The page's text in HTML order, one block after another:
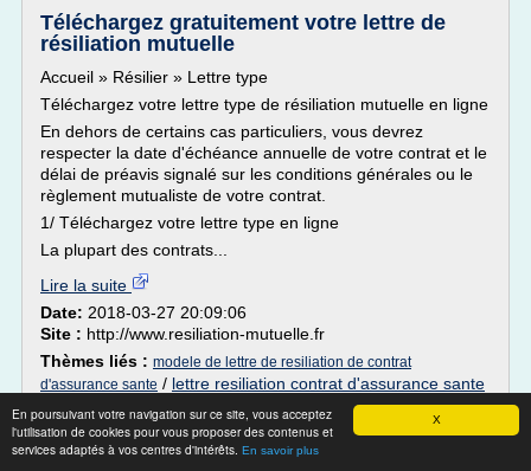
X
En poursuivant votre navigation sur ce site, vous acceptez
l'utilisation de cookies pour vous proposer des contenus et
services adaptés à vos centres d'intérêts. En savoir plus
Téléchargez gratuitement votre lettre de
résiliation mutuelle
Accueil » Résilier » Lettre type
Téléchargez votre lettre type de résiliation mutuelle en ligne
En dehors de certains cas particuliers, vous devrez
respecter la date d'échéance annuelle de votre contrat et le
délai de préavis signalé sur les conditions générales ou le
règlement mutualiste de votre contrat.
1/ Téléchargez votre lettre type en ligne
La plupart des contrats...
Lire la suite
Date: 2018-03-27 20:09:06
Site : http://www.resiliation-mutuelle.fr
Thèmes liés : modele de lettre de resiliation de contrat
d'assurance sante / lettre resiliation contrat d'assurance sante
/resiliation
contrat d assurance sante/resiliation d un contrat d
assurance sante